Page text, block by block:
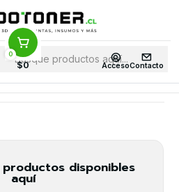
0
$0 AccesoContacto
Tienda· Despachoa Todo Chile · Retiro en
en24 Horas
PLA BAMULAB
productos disponibles
aquí